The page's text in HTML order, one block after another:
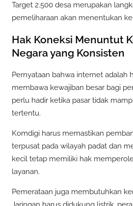
Target 2.500 desa merupakan
pemeliharaan akan menentukan
Hak Koneksi Menuntut
Negara yang Konsisten
Pernyataan bahwa internet adalah
membawa kewajiban besar bagi
perlu hadir ketika pasar tidak
tertentu.
Komdigi harus memastikan
terpusat pada wilayah padat dan
kecil tetap memiliki hak
layanan.
Pemerataan juga membutuhkan